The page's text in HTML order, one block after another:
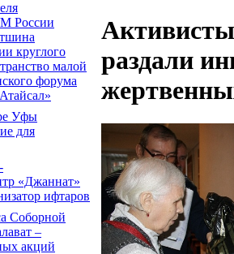
России
круглого
малой
форума
Уфы
для
«Джаннат»
ифтаров
Соборной
–
акций
раздали